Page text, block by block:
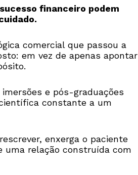
financeiro podem
comercial que passou a
em vez de apenas apontar
e pós-graduações
constante a um
enxerga o paciente
uma relação construída com